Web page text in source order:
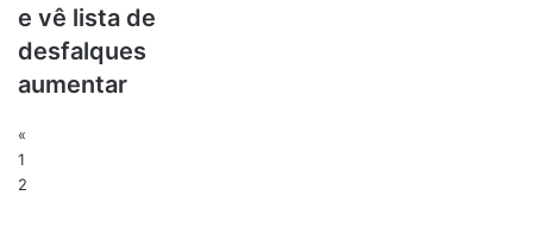
e vê lista de
desfalques
aumentar
«
1
2